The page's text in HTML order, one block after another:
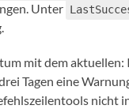
Unter
mit dem
Tagen eine
nicht